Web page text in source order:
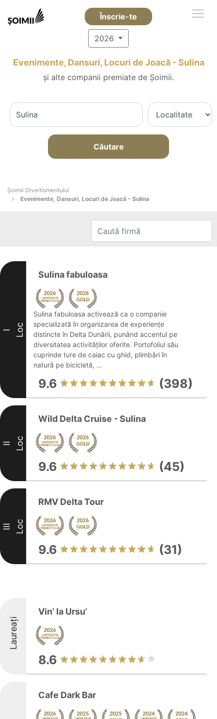
Înscrie-te
2026
Evenimente, Dansuri, Locuri de Joacă - Sulina
și alte companii premiate de Șoimii.
Căutare
Şoimii Divertismentului
Evenimente, Dansuri, Locuri de Joacă - Sulina
I Loc
Sulina fabuloasa
Sulina fabuloasa activează ca o companie
specializată în organizarea de experiențe
distincte în Delta Dunării, punând accentul pe
diversitatea activităților oferite. Portofoliul său
cuprinde ture de caiac cu ghid, plimbări în
natură pe bicicletă, ...
9.6 (398)
II Loc
Wild Delta Cruise - Sulina
9.6 (45)
III Loc
RMV Delta Tour
9.6 (31)
Laureați
Vin’ la Ursu’
8.6
Cafe Dark Bar